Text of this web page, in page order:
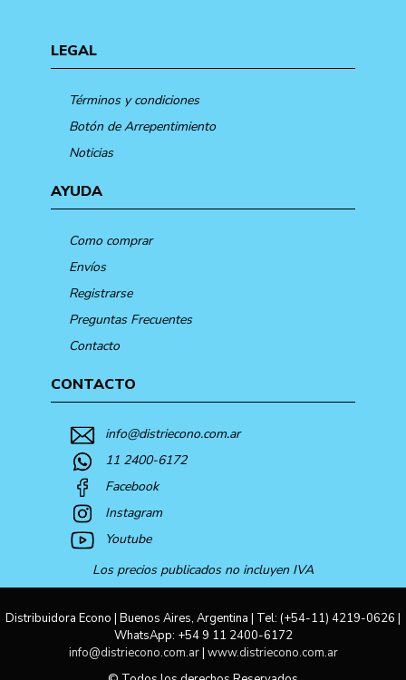
LEGAL
Términos y condiciones
Botón de Arrepentimiento
Noticias
AYUDA
Como comprar
Envíos
Registrarse
Preguntas Frecuentes
Contacto
CONTACTO
info@distriecono.com.ar
11 2400-6172
Facebook
Instagram
Youtube
Los precios publicados no incluyen IVA
Distribuidora Econo | Buenos Aires, Argentina | Tel: (+54-11) 4219-0626 |
WhatsApp: +54 9 11 2400-6172
info@distriecono.com.ar| www.distriecono.com.ar